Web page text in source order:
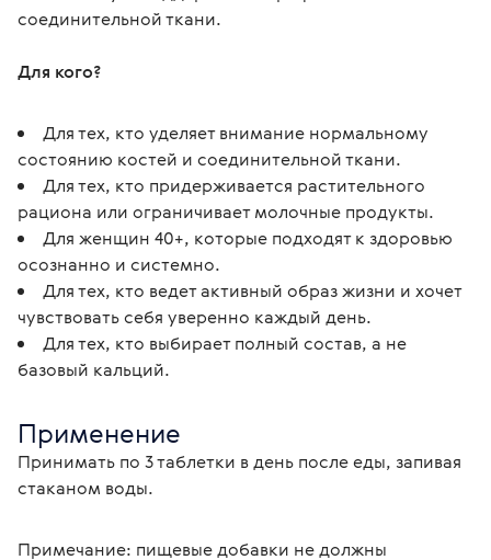
соединительной ткани.
Для кого?
Для тех, кто уделяет внимание нормальному
состоянию костей и соединительной ткани.
Для тех, кто придерживается растительного
рациона или ограничивает молочные продукты.
Для женщин 40+, которые подходят к здоровью
осознанно и системно.
Для тех, кто ведет активный образ жизни и хочет
чувствовать себя уверенно каждый день.
Для тех, кто выбирает полный состав, а не
базовый кальций.
Применение
Принимать по 3 таблетки в день после еды, запивая
стаканом воды.
Примечание: пищевые добавки не должны